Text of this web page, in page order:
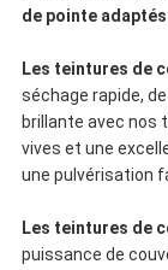
de pointe
Les teintures de
séchage rapide,
brillante avec nos
vives et une
une pulvérisation
Les teintures de
puissance de